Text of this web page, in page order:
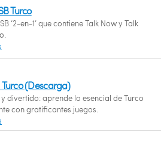
Turco
‘2-en-1’ que contiene Talk Now y Talk
(Descarga)
divertido: aprende lo esencial de Turco
con gratificantes juegos.